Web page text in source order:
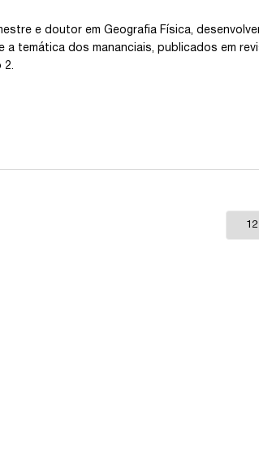
e doutor em Geografia Física,
temática dos mananciais, publicados em
2.